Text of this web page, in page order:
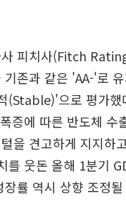
피치사(Fitch
기존과 같은 'AA-'로
(Stable)'으로 평가했
증에 따른 반도체 수
을 견고하게 지지하
를 웃돈 올해 1분기
장률 역시 상향 조정